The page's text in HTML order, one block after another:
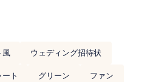
風
ウェディング招待状
ト グリーン
ファン